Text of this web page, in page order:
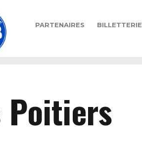
PARTENAIRES BILLETTERIE
Poitiers